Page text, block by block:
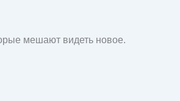
мешают видеть новое.